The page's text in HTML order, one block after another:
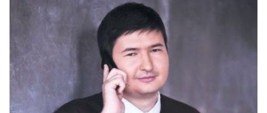
Афиша
Книги
Metro